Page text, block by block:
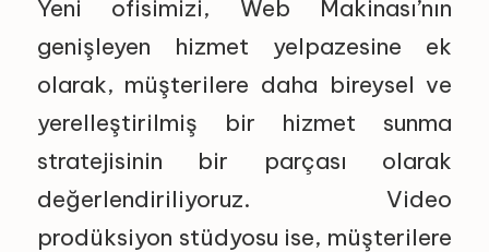
Yeni ofisimizi, Web Makinası’nın
genişleyen hizmet yelpazesine ek
olarak, müşterilere daha bireysel ve
yerelleştirilmiş bir hizmet sunma
stratejisinin bir parçası olarak
değerlendiriliyoruz. Video
prodüksiyon stüdyosu ise, müşterilere